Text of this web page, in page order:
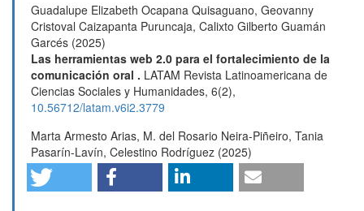
Guadalupe Elizabeth Ocapana Quisaguano, Geovanny
Cristoval Caizapanta Puruncaja, Calixto Gilberto Guamán
Garcés (2025)
Las herramientas web 2.0 para el fortalecimiento de la
comunicación oral . LATAM Revista Latinoamericana de
Ciencias Sociales y Humanidades, 6(2),
10.56712/latam.v6i2.3779
Marta Armesto Arias, M. del Rosario Neira-Piñeiro, Tania
Pasarín-Lavín, Celestino Rodríguez (2025)
A drama-based intervention to improve emotional
intelligence in early childhood education.